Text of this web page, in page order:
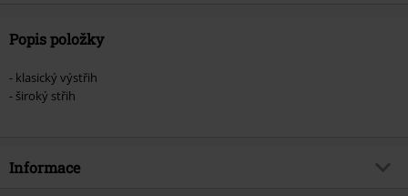
Popis položky
- klasický výstřih
- široký střih
Informace